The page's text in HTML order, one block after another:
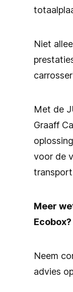
Niet
Met de
Graaff
voor de
Meer
Ecobox?
Neem
advies